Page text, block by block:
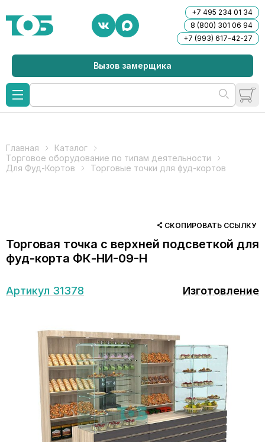
+7 495 234 01 34
8 (800) 301 06 94
+7 (993) 617-42-27
Вызов замерщика
Главная
Каталог
Торговое оборудование по типам деятельности
Для Фуд-Кортов
Торговые точки для фуд-кортов
СКОПИРОВАТЬ ССЫЛКУ
Торговая точка с верхней подсветкой для
фуд-корта ФК-НИ-09-Н
Артикул 31378 Изготовление